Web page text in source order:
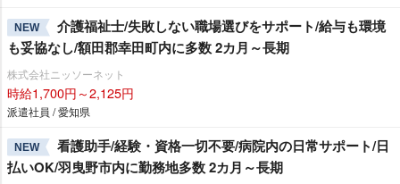
NEW
介護福祉士/失敗しない職場選びをサポート/給与も環境
も妥協なし/額田郡幸田町内に多数 2カ月～長期
株式会社ニッソーネット
時給1,700円～2,125円
派遣社員 / 愛知県
NEW
看護助手/経験・資格一切不要/病院内の日常サポート/日
払いOK/羽曳野市内に勤務地多数 2カ月～長期